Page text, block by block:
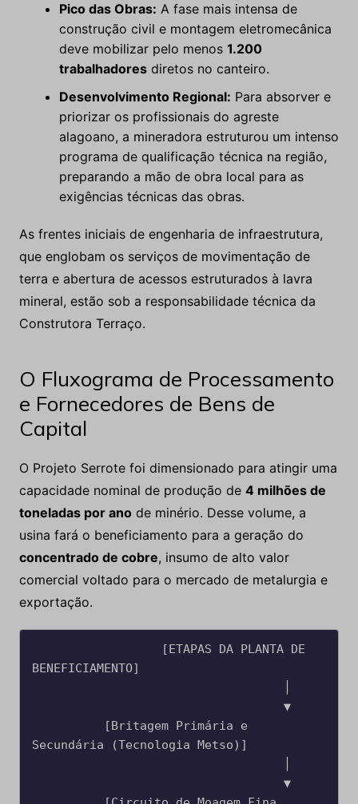
Pico das Obras: A fase mais intensa de
construção civil e montagem eletromecânica
deve mobilizar pelo menos 1.200
trabalhadoresdiretos no canteiro.
Desenvolvimento Regional: Para absorver e
priorizar os profissionais do agreste
alagoano, a mineradora estruturou um intenso
programa de qualificação técnica na região,
preparando a mão de obra local para as
exigências técnicas das obras.
As frentes iniciais de engenharia de infraestrutura,
que englobam os serviços de movimentação de
terra e abertura de acessos estruturados à lavra
mineral, estão sob a responsabilidade técnica da
Construtora Terraço.
O Fluxograma de Processamento
e Fornecedores de Bens de
Capital
O Projeto Serrote foi dimensionado para atingir uma
capacidade nominal de produção de 4 milhões de
toneladas por anode minério. Desse volume, a
usina fará o beneficiamento para a geração do
concentrado de cobre, insumo de alto valor
comercial voltado para o mercado de metalurgia e
exportação.
BENEFICIAMENTO]
Secundária (Tecnologia Metso)]